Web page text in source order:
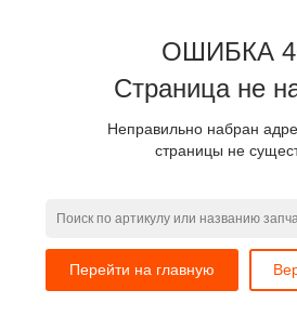
ОШИБКА
Страница не
Неправильно набран
страницы не
Перейти на главную